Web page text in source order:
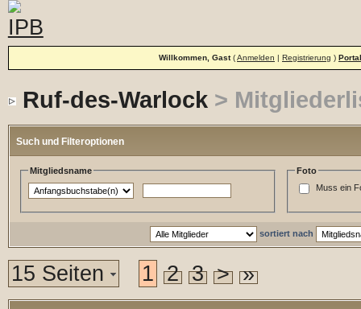
Willkommen, Gast(Anmelden | Registrierung ) Portal
Ruf-des-Warlock>
Such und Filteroptionen
Mitgliedsname
Foto
Muss ein
sortiert nach
15 Seiten 1 2 3 > »